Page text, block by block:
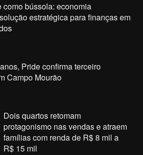
como bússola: economia
estratégica para finanças em
Pride confirma terceiro
Campo Mourão
Dois quartos retomam
protagonismo nas vendas e atraem
famílias com renda de R$ 8 mil a
R$ 15 mil